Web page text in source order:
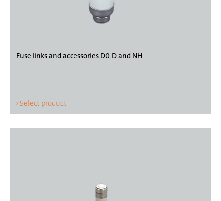
Fuse links and accessories D0, D and NH
Select product